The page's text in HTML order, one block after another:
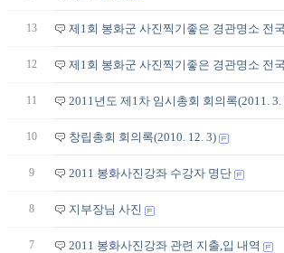
13 제1회 봉화군 사진찍기좋은 경관명소 전
12 제1회 봉화군 사진찍기좋은 경관명소 전
11 2011년도 제1차 임시총회 회의록(2011. 3.
10 창립총회 회의록(2010. 12. 3)
9 2011 봉화사진강좌 수강자 명단
8 지부장님 사진
7 2011 봉화사진강좌 관련 지출,입 내역